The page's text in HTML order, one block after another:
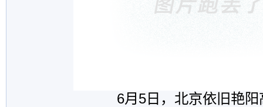
6月5日，北京依旧艳阳